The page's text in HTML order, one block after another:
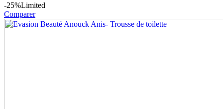
-25%Limited
Comparer